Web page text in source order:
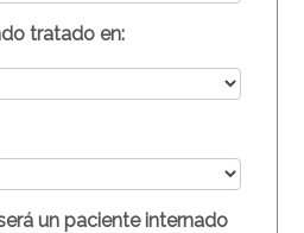
tratado en:
un paciente internado